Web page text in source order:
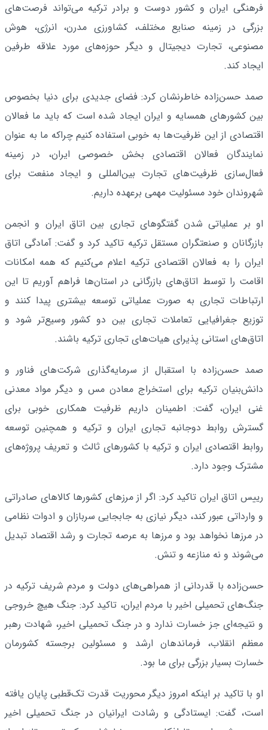
فرهنگی ایران و کشور دوست و برادر ترکیه می‌تواند فرصت‌های
بزرگی در زمینه صنایع مختلف، کشاورزی مدرن، انرژی، هوش
مصنوعی، تجارت دیجیتال و دیگر حوزه‌های مورد علاقه طرفین
ایجاد کند.
صمد حسن‌زاده خاطرنشان کرد: فضای جدیدی برای دنیا بخصوص
بین کشورهای همسایه و ایران ایجاد شده است که باید ما فعالان
اقتصادی از این ظرفیت‌ها به خوبی استفاده کنیم چراکه ما به عنوان
نمایندگان فعالان اقتصادی بخش خصوصی ایران، در زمینه
فعال‌سازی ظرفیت‌های تجارت بین‌المللی و ایجاد منفعت برای
شهروندان خود مسئولیت مهمی برعهده داریم.
او بر عملیاتی شدن گفتگوهای تجاری بین اتاق ایران و انجمن
بازرگانان و صنعتگران مستقل ترکیه تاکید کرد و گفت: آمادگی اتاق
ایران را به فعالان اقتصادی ترکیه اعلام می‌کنیم که همه امکانات
اقامت را توسط اتاق‌های بازرگانی در استان‌ها فراهم آوریم تا این
ارتباطات تجاری به صورت عملیاتی توسعه بیشتری پیدا کنند و
توزیع جغرافیایی تعاملات تجاری بین دو کشور وسیع‌تر شود و
اتاق‌های استانی پذیرای هیات‌های تجاری ترکیه باشند.
صمد حسن‌زاده با استقبال از سرمایه‌گذاری شرکت‌های فناور و
دانش‌بنیان ترکیه برای استخراج معادن مس و دیگر مواد معدنی
غنی ایران، گفت: اطمینان داریم ظرفیت همکاری خوبی برای
گسترش روابط دوجانبه تجاری ایران و ترکیه و همچنین توسعه
روابط اقتصادی ایران و ترکیه با کشورهای ثالث و تعریف پروژه‌های
مشترک وجود دارد.
رییس اتاق ایران تاکید کرد: اگر از مرزهای کشورها کالاهای صادراتی
و وارداتی عبور کند، دیگر نیازی به جابجایی سربازان و ادوات نظامی
در مرزها نخواهد بود و مرزها به عرصه تجارت و رشد اقتصاد تبدیل
می‌شوند و نه منازعه و تنش.
حسن‌زاده با قدردانی از همراهی‌های دولت و مردم شریف ترکیه در
جنگ‌های تحمیلی اخیر با مردم ایران، تاکید کرد: جنگ هیچ خروجی
و نتیجه‌ای جز خسارت ندارد و در جنگ تحمیلی اخیر، شهادت رهبر
معظم انقلاب، فرماندهان ارشد و مسئولین برجسته کشورمان
خسارت بسیار بزرگی برای ما بود.
او با تاکید بر اینکه امروز دیگر محوریت قدرت تک‌قطبی پایان یافته
است، گفت: ایستادگی و رشادت ایرانیان در جنگ تحمیلی اخیر